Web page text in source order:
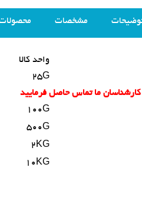
مشخصات
واحد کالا
25G
کارشناسان ما تماس حاصل فرمایید
100G
500G
2KG
10KG